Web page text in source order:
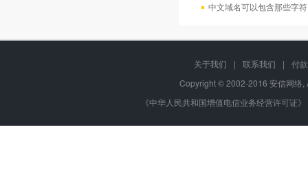
中文域名可以包含那些字
关于我们 | 联系我们 |
付
Copyright © 2002-2016 安信网
《中华人民共和国增值电信业务经营许可